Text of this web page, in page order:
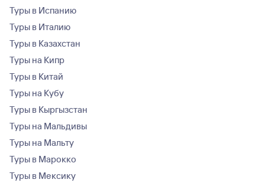
Туры в Испанию
Туры в Италию
Туры в Казахстан
Туры на Кипр
Туры в Китай
Туры на Кубу
Туры в Кыргызстан
Туры на Мальдивы
Туры на Мальту
Туры в Марокко
Туры в Мексику